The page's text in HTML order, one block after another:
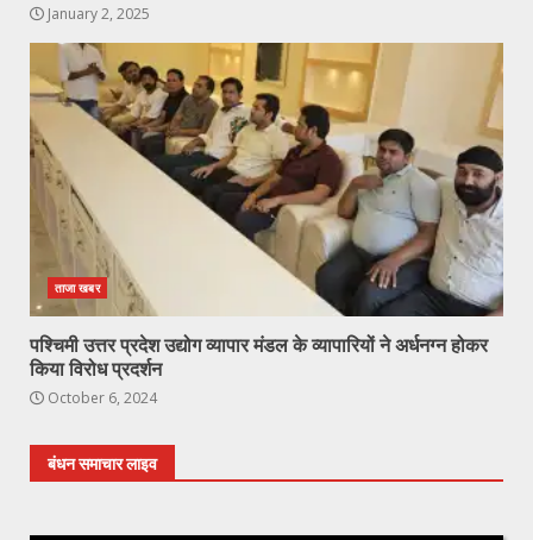
January 2, 2025
ताजा खबर
पश्चिमी उत्तर प्रदेश उद्योग व्यापार मंडल के व्यापारियों ने अर्धनग्न होकर
किया विरोध प्रदर्शन
October 6, 2024
बंधन समाचार लाइव